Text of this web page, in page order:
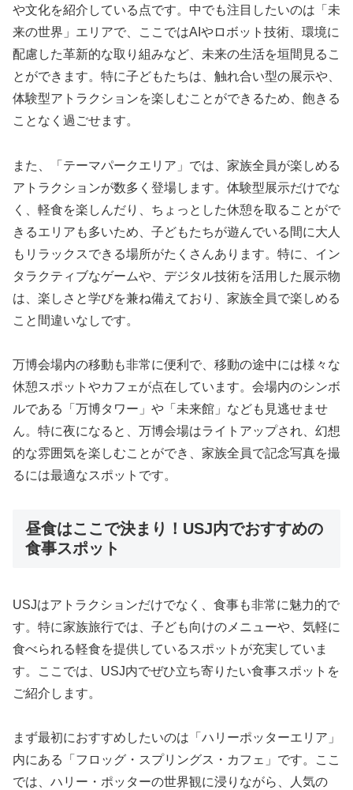
や文化を紹介している点です。中でも注目したいのは「未
来の世界」エリアで、ここではAIやロボット技術、環境に
配慮した革新的な取り組みなど、未来の生活を垣間見るこ
とができます。特に子どもたちは、触れ合い型の展示や、
体験型アトラクションを楽しむことができるため、飽きる
ことなく過ごせます。
また、「テーマパークエリア」では、家族全員が楽しめる
アトラクションが数多く登場します。体験型展示だけでな
く、軽食を楽しんだり、ちょっとした休憩を取ることがで
きるエリアも多いため、子どもたちが遊んでいる間に大人
もリラックスできる場所がたくさんあります。特に、イン
タラクティブなゲームや、デジタル技術を活用した展示物
は、楽しさと学びを兼ね備えており、家族全員で楽しめる
こと間違いなしです。
万博会場内の移動も非常に便利で、移動の途中には様々な
休憩スポットやカフェが点在しています。会場内のシンボ
ルである「万博タワー」や「未来館」なども見逃せませ
ん。特に夜になると、万博会場はライトアップされ、幻想
的な雰囲気を楽しむことができ、家族全員で記念写真を撮
るには最適なスポットです。
昼食はここで決まり！USJ内でおすすめの
食事スポット
USJはアトラクションだけでなく、食事も非常に魅力的で
す。特に家族旅行では、子ども向けのメニューや、気軽に
食べられる軽食を提供しているスポットが充実していま
す。ここでは、USJ内でぜひ立ち寄りたい食事スポットを
ご紹介します。
まず最初におすすめしたいのは「ハリーポッターエリア」
内にある「フロッグ・スプリングス・カフェ」です。ここ
では、ハリー・ポッターの世界観に浸りながら、人気の